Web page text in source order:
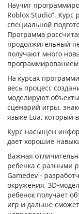
Научит
Roblox Studio”. Курс
специальной
Программа
продолжительный
получают много
программированием
На курсах
весь процесс
моделируют
сценарий игры,
языке Lua, который
Курс насыщен
дает хорошие
Важная
ребенка с разными
Gamedev -
окружения, 3D-
ребенок получает
игр и дальше